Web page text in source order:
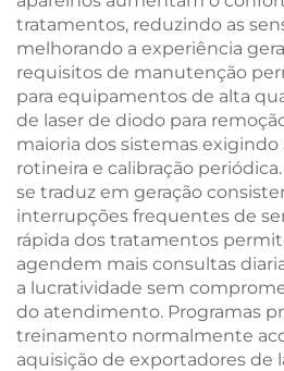
tratamentos, reduzindo as
melhorando a experiência
requisitos de manutenção
para equipamentos de alta
de laser de diodo para
maioria dos sistemas exigindo
rotineira e calibração
se traduz em geração
interrupções frequentes de
rápida dos tratamentos
agendem mais consultas
a lucratividade sem
do atendimento. Programas
treinamento normalmente
aquisição de exportadores de